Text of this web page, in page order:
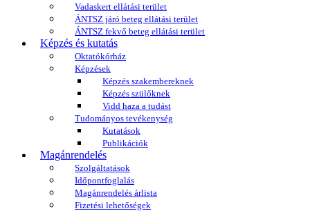
Vadaskert ellátási terület
ÁNTSZ járó beteg ellátási terület
ÁNTSZ fekvő beteg ellátási terület
Képzés és kutatás
Oktatókórház
Képzések
Képzés szakembereknek
Képzés szülőknek
Vidd haza a tudást
Tudományos tevékenység
Kutatások
Publikációk
Magánrendelés
Szolgáltatások
Időpontfoglalás
Magánrendelés árlista
Fizetési lehetőségek